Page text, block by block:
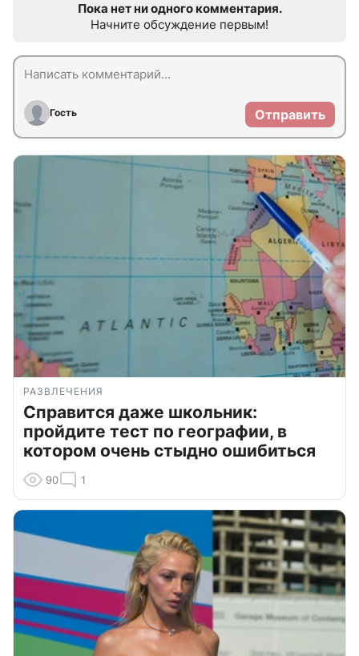
Пока нет ни одного комментария.
Начните обсуждение первым!
Гость Отправить
РАЗВЛЕЧЕНИЯ
Справится даже школьник:
пройдите тест по географии, в
котором очень стыдно ошибиться
90 1